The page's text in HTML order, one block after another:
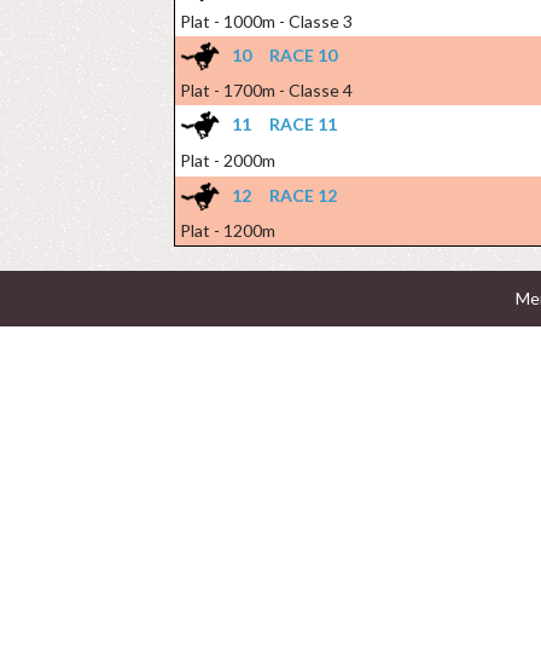
Plat - 1000m - Classe 3
10
RACE 10
Plat - 1700m - Classe 4
11
RACE 11
Plat - 2000m
12
RACE 12
Plat - 1200m